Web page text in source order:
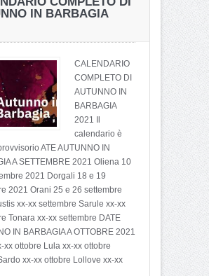
IN BARBAGIA
CALENDARIO
COMPLETO DI
AUTUNNO IN
BARBAGIA
2021 Il
calendario è
ATE AUTUNNO IN
A SETTEMBRE 2021 Oliena 10
2021 Dorgali 18 e 19
2021 Orani 25 e 26 settembre
xx-xx settembre Sarule xx-xx
Tonara xx-xx settembre DATE
IN BARBAGIA A OTTOBRE 2021
xx ottobre Lula xx-xx ottobre
xx-xx ottobre Lollove xx-xx